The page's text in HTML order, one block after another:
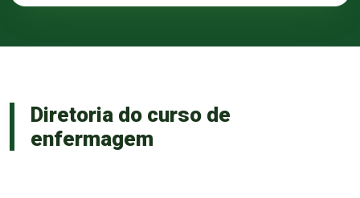
Diretoria do curso de
enfermagem